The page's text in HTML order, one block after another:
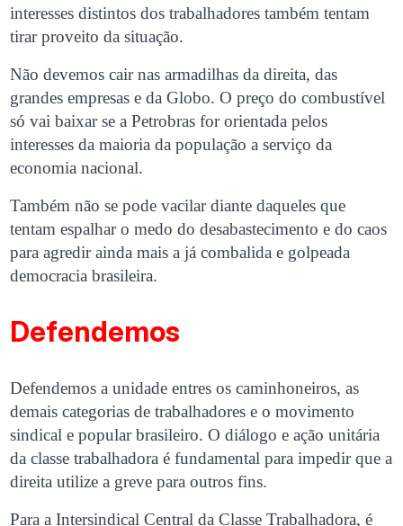
interesses distintos dos trabalhadores também tentam
tirar proveito da situação.
Não devemos cair nas armadilhas da direita, das
grandes empresas e da Globo. O preço do combustível
só vai baixar se a Petrobras for orientada pelos
interesses da maioria da população a serviço da
economia nacional.
Também não se pode vacilar diante daqueles que
tentam espalhar o medo do desabastecimento e do caos
para agredir ainda mais a já combalida e golpeada
democracia brasileira.
Defendemos
Defendemos a unidade entres os caminhoneiros, as
demais categorias de trabalhadores e o movimento
sindical e popular brasileiro. O diálogo e ação unitária
da classe trabalhadora é fundamental para impedir que a
direita utilize a greve para outros fins.
Para a Intersindical Central da Classe Trabalhadora, é